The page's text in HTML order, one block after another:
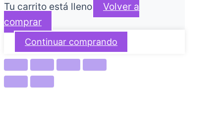
Tu carrito está lleno
Volver a
comprar
Continuar comprando